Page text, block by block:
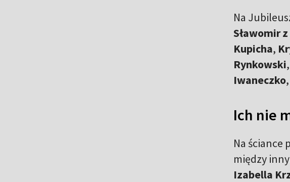
Na
Sławomir
Kupicha,
Rynkowski,
Iwaneczko,
Ich nie
Na ściance
między
Izabella